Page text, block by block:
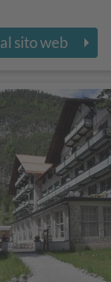
al sito web